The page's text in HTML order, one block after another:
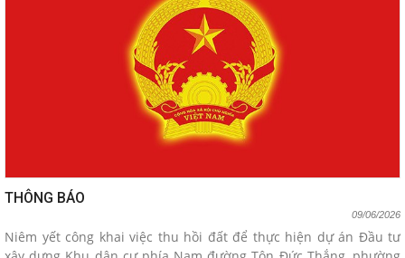
THÔNG BÁO
09/06/2026
Niêm yết công khai việc thu hồi đất để thực hiện dự án Đầu tư